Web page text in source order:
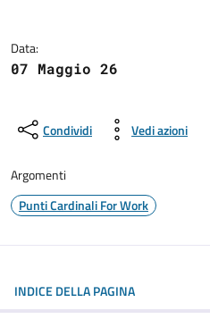
Data:
07 Maggio 26
Condividi Vedi azioni
Argomenti
Punti Cardinali For Work
INDICE DELLA PAGINA